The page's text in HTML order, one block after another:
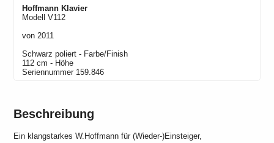
Hoffmann Klavier
Modell
V112
von 2011
Schwarz poliert - Farbe/Finish
112 cm - Höhe
Seriennummer 159.846
Beschreibung
Ein klangstarkes W.Hoffmann für (Wieder-)Einsteiger,